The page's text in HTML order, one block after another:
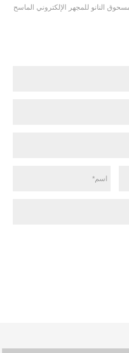
النانو للمجهر الإلكتروني الماسح